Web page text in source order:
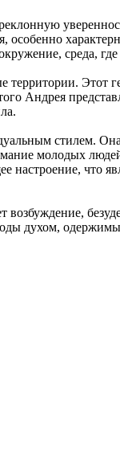
среда,
Этот
Андрея
стилем.
молодых
что
духом,